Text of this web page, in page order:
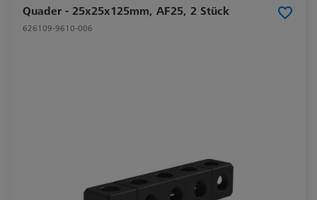
Quader - 25x25x125mm, AF25, 2 Stück
626109-9610-006